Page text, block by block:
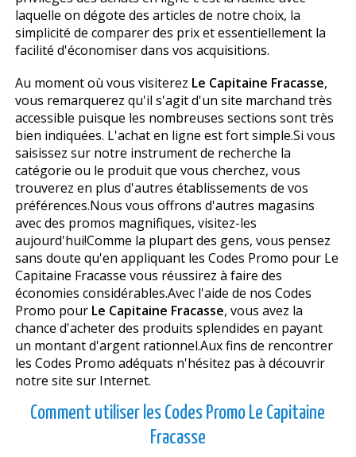
laquelle on dégote des articles de notre choix, la
simplicité de comparer des prix et essentiellement la
facilité d'économiser dans vos acquisitions.
Au moment où vous visiterez Le Capitaine Fracasse,
vous remarquerez qu'il s'agit d'un site marchand très
accessible puisque les nombreuses sections sont très
bien indiquées. L'achat en ligne est fort simple.Si vous
saisissez sur notre instrument de recherche la
catégorie ou le produit que vous cherchez, vous
trouverez en plus d'autres établissements de vos
préférences.Nous vous offrons d'autres magasins
avec des promos magnifiques, visitez-les
aujourd'hui!Comme la plupart des gens, vous pensez
sans doute qu'en appliquant les Codes Promo pour Le
Capitaine Fracasse vous réussirez à faire des
économies considérables.Avec l'aide de nos Codes
Promo pour Le Capitaine Fracasse, vous avez la
chance d'acheter des produits splendides en payant
un montant d'argent rationnel.Aux fins de rencontrer
les Codes Promo adéquats n'hésitez pas à découvrir
notre site sur Internet.
Comment utiliser les Codes Promo Le Capitaine
Fracasse